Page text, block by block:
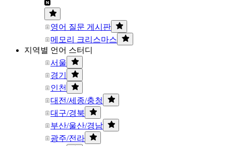
영어 질문 게시판
메모리 크리스마스
지역별 언어 스터디
서울
경기
인천
대전/세종/충청
대구/경북
부산/울산/경남
광주/전라